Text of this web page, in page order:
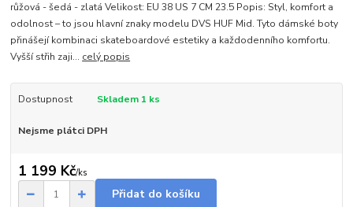
růžová - šedá - zlatá Velikost: EU 38 US 7 CM 23.5 Popis: Styl, komfort a
odolnost – to jsou hlavní znaky modelu DVS HUF Mid. Tyto dámské boty
přinášejí kombinaci skateboardové estetiky a každodenního komfortu.
Vyšší střih zaji... celý popis
Dostupnost Skladem 1 ks
Nejsme plátci DPH
1 199 Kč/ks
Přidat do košíku